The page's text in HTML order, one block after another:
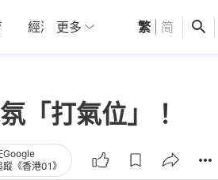
經濟 01深圳 觀點 健康
更多 繁 简
「打氣位」！
Google
蹤《香港01》